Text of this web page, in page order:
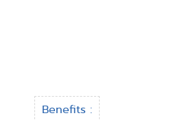
Benefits :